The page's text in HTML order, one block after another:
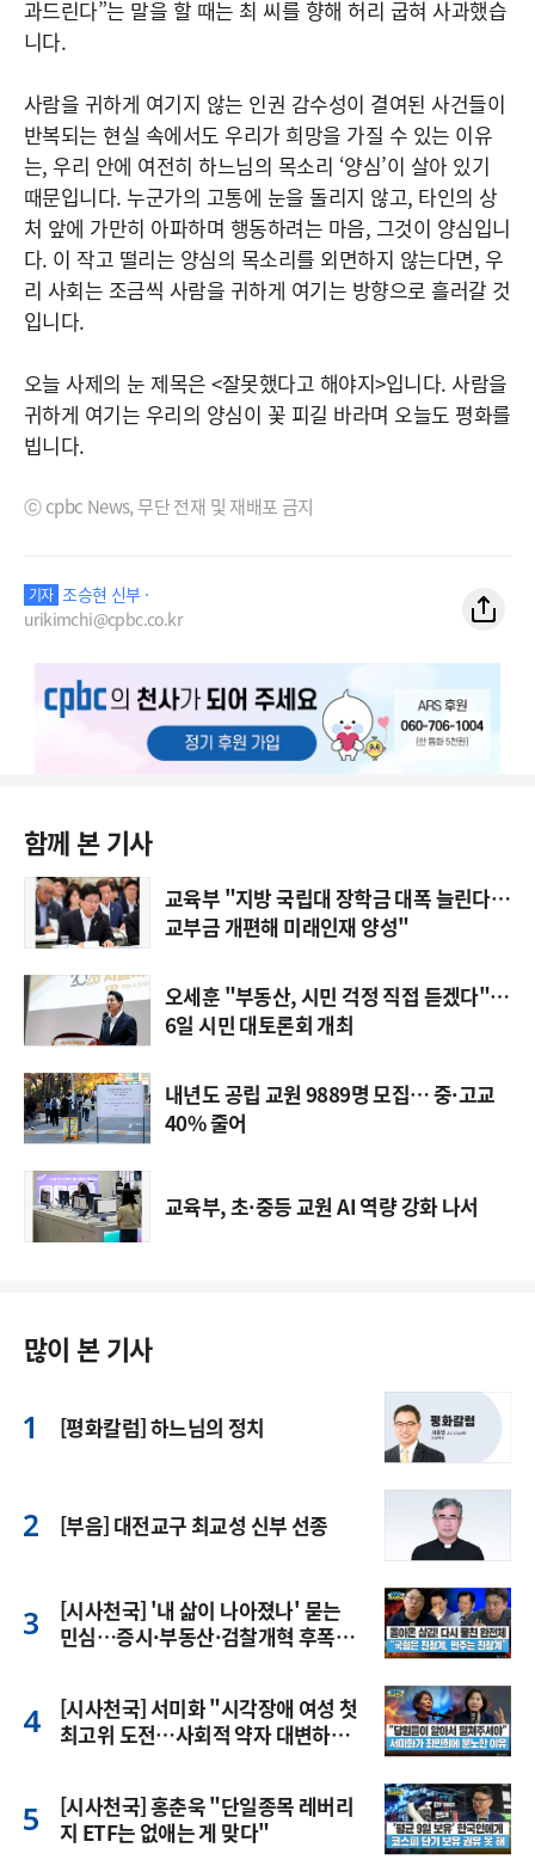
과드린다”는 말을 할 때는 최 씨를 향해 허리 굽혀 사과했습
니다.
사람을 귀하게 여기지 않는 인권 감수성이 결여된 사건들이
반복되는 현실 속에서도 우리가 희망을 가질 수 있는 이유
는, 우리 안에 여전히 하느님의 목소리 ‘양심’이 살아 있기
때문입니다. 누군가의 고통에 눈을 돌리지 않고, 타인의 상
처 앞에 가만히 아파하며 행동하려는 마음, 그것이 양심입니
다. 이 작고 떨리는 양심의 목소리를 외면하지 않는다면, 우
리 사회는 조금씩 사람을 귀하게 여기는 방향으로 흘러갈 것
입니다.
오늘 사제의 눈 제목은 <잘못했다고 해야지>입니다. 사람을
귀하게 여기는 우리의 양심이 꽃 피길 바라며 오늘도 평화를
빕니다.
ⓒ cpbc News, 무단 전재 및 재배포 금지
기자 조승현 신부 ·
urikimchi@cpbc.co.kr
함께 본 기사
교육부 "지방 국립대 장학금 대폭 늘린다…
교부금 개편해 미래인재 양성"
오세훈 "부동산, 시민 걱정 직접 듣겠다"…
6일 시민 대토론회 개최
내년도 공립 교원 9889명 모집… 중·고교
40% 줄어
교육부, 초·중등 교원 AI 역량 강화 나서
많이 본 기사
[평화칼럼] 하느님의 정치
[부음] 대전교구 최교성 신부 선종
[시사천국] '내 삶이 나아졌나' 묻는
민심…증시·부동산·검찰개혁 후폭
[시사천국] 서미화 "시각장애 여성 첫
최고위 도전…사회적 약자 대변하겠
[시사천국] 홍춘욱 "단일종목 레버리
지 ETF는 없애는 게 맞다"